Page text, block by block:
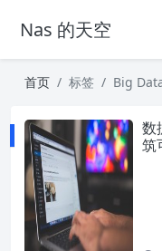
Nas 的天空
首页 标签 Big
数
筑